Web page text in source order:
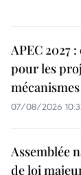
APEC 2027
pour les
07/08/2026
Assemblée
de loi